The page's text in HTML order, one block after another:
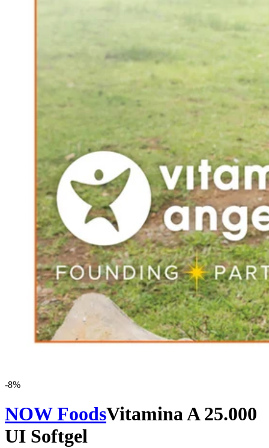
-8%
NOW FoodsVitamina A 25.000
UI Softgel